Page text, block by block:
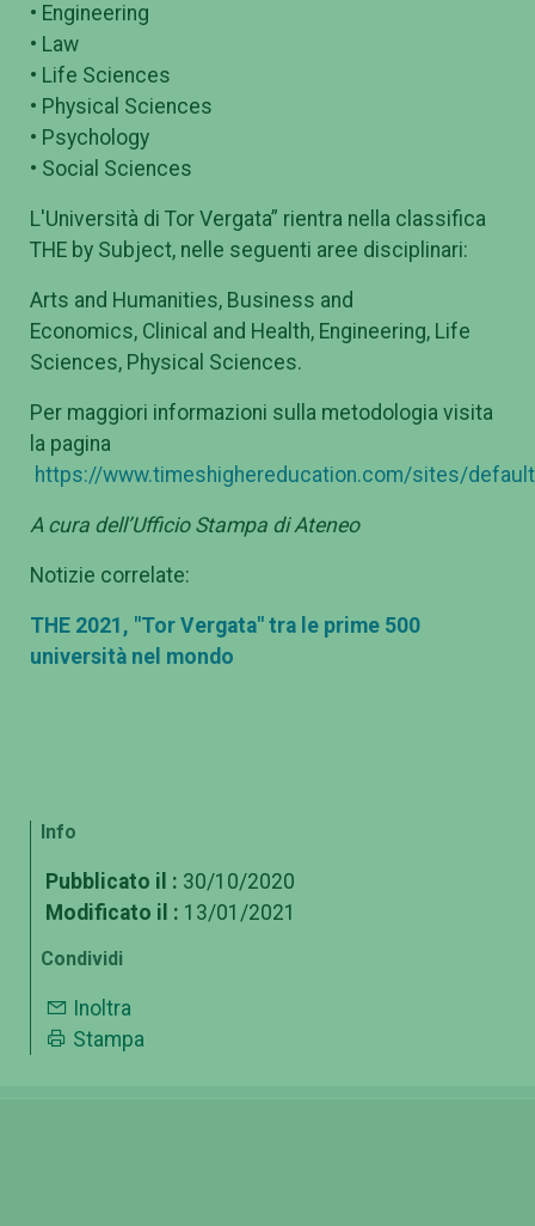
• Engineering
• Law
• Life Sciences
• Physical Sciences
• Psychology
• Social Sciences
L'Università di Tor Vergata” rientra nella classifica
THE by Subject, nelle seguenti aree disciplinari:
Arts and Humanities, Business and
Economics, Clinical and Health, Engineering, Life
Sciences, Physical Sciences.
Per maggiori informazioni sulla metodologia visita
la pagina
https://www.timeshighereducation.com/sites/
A cura dell’Ufficio Stampa di Ateneo
Notizie correlate:
THE 2021, "Tor Vergata" tra le prime 500
università nel mondo
Info
Pubblicato il : 30/10/2020
Modificato il : 13/01/2021
Condividi
Inoltra
Stampa